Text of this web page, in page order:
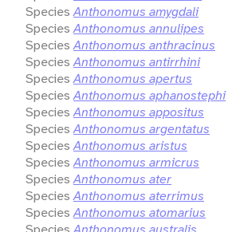
Species Anthonomus amygdali
Species Anthonomus annulipes
Species Anthonomus anthracinus
Species Anthonomus antirrhini
Species Anthonomus apertus
Species Anthonomus aphanostephi
Species Anthonomus appositus
Species Anthonomus argentatus
Species Anthonomus aristus
Species Anthonomus armicrus
Species Anthonomus ater
Species Anthonomus aterrimus
Species Anthonomus atomarius